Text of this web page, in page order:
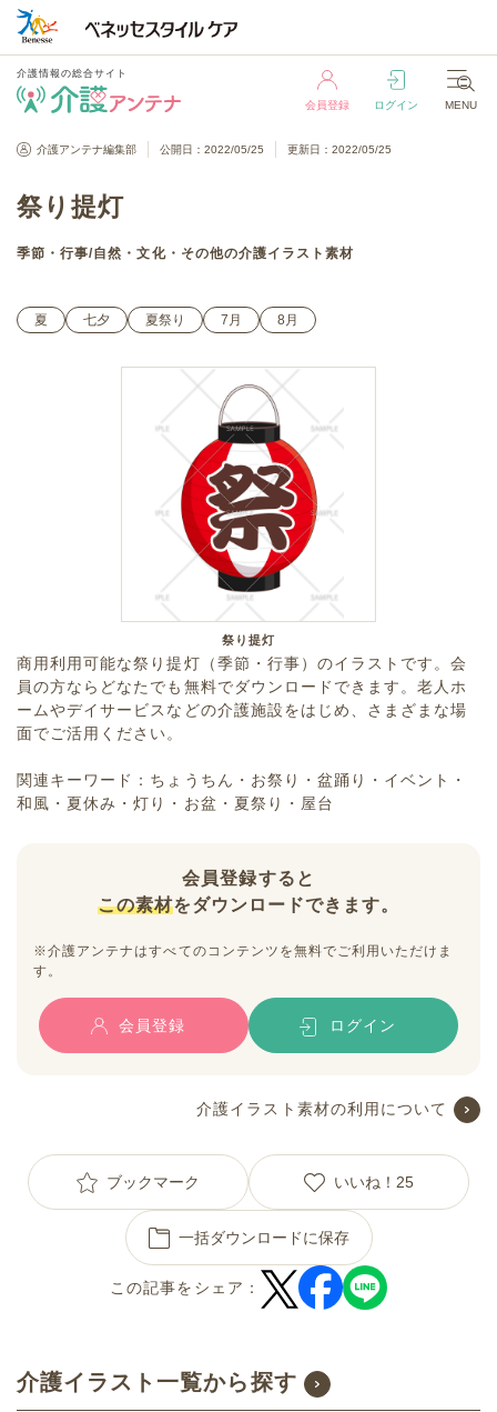
介護情報の総合サイト
会員登録 ログイン MENU
介護情報の総合サイト
介護アンテナ編集部 公開日：2022/05/25 更新日：2022/05/25
祭り提灯
季節・行事/自然・文化・その他の介護イラスト素材
夏 七夕 夏祭り 7月 8月
祭り提灯
商用利用可能な祭り提灯（季節・行事）のイラストです。会
員の方ならどなたでも無料でダウンロードできます。老人ホ
ームやデイサービスなどの介護施設をはじめ、さまざまな場
面でご活用ください。
関連キーワード：ちょうちん・お祭り・盆踊り・イベント・
和風・夏休み・灯り・お盆・夏祭り・屋台
会員登録すると
この素材をダウンロードできます。
※介護アンテナはすべてのコンテンツを無料でご利用いただけま
す。
会員登録 ログイン
介護イラスト素材の利用について
ブックマーク いいね！ 25
一括ダウンロードに保存
この記事をシェア：
介護イラスト一覧から探す